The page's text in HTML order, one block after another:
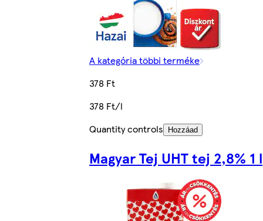
A kategória többi terméke
378 Ft
378 Ft/l
Quantity controls
Hozzáad
Magyar Tej UHT tej 2,8% 1 l